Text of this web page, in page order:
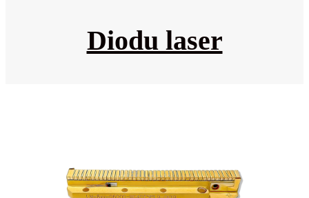
Diodu laser